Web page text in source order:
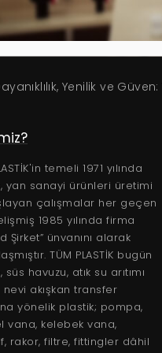
Yenilik ve Güven:
temeli 1971 yılında
yan sanayi ürünleri üretimi
çalışmalar her geçen
1985 yılında firma
Şirket” ünvanını alarak
TÜM PLASTİK bugün
havuzu, atık su arıtımı
akışkan transfer
yönelik plastik; pompa,
vana, kelebek vana,
rakor, filtre, fittingler dâhil
Sertifikalar
Broşürler
Kullanım Klavuzları
Teknik Kataloglar